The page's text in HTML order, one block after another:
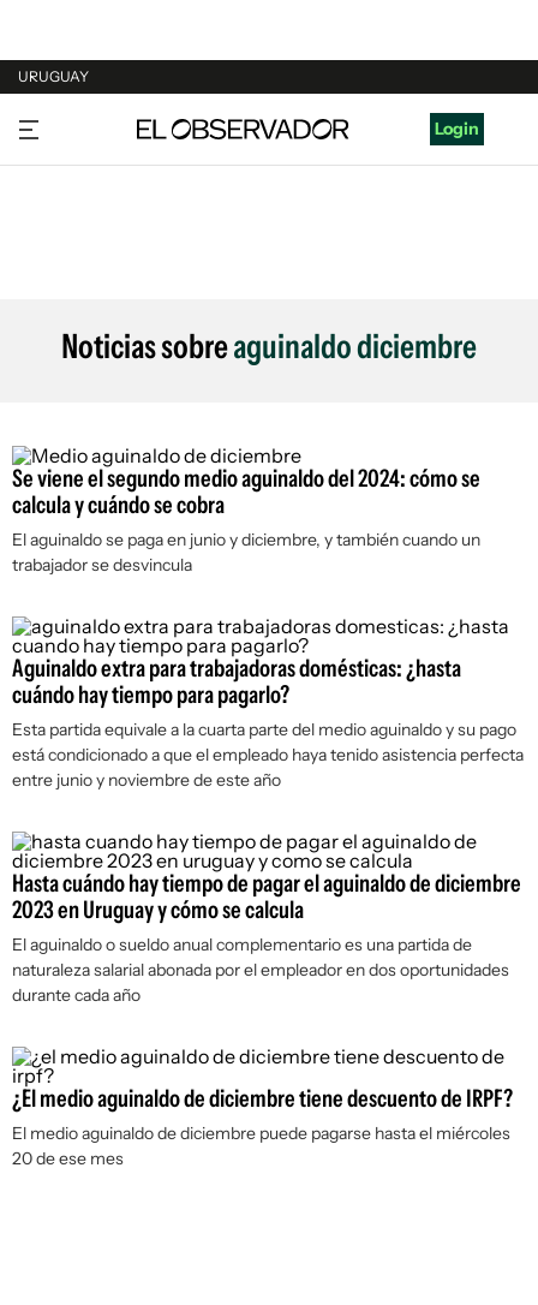
URUGUAY
URUGUAY
ARGENTINA
Login
Noticias sobreaguinaldo diciembre
Se viene el segundo medio aguinaldo del 2024: cómo se
calcula y cuándo se cobra
El aguinaldo se paga en junio y diciembre, y también cuando un
trabajador se desvincula
Aguinaldo extra para trabajadoras domésticas: ¿hasta
cuándo hay tiempo para pagarlo?
Esta partida equivale a la cuarta parte del medio aguinaldo y su pago
está condicionado a que el empleado haya tenido asistencia perfecta
entre junio y noviembre de este año
Hasta cuándo hay tiempo de pagar el aguinaldo de diciembre
2023 en Uruguay y cómo se calcula
El aguinaldo o sueldo anual complementario es una partida de
naturaleza salarial abonada por el empleador en dos oportunidades
durante cada año
¿El medio aguinaldo de diciembre tiene descuento de IRPF?
El medio aguinaldo de diciembre puede pagarse hasta el miércoles
20 de ese mes